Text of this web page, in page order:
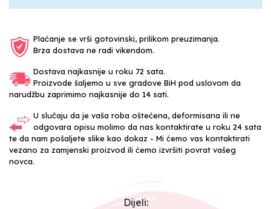
Plaćanje se vrši gotovinski, prilikom preuzimanja.
Brza dostava ne radi vikendom.
Dostava najkasnije u roku 72 sata.
Proizvode šaljemo u sve gradove BiH pod uslovom da
narudžbu zaprimimo najkasnije do 14 sati.
U slučaju da je vaša roba oštećena, deformisana ili ne
odgovara opisu molimo da nas kontaktirate u roku 24 sata
te da nam pošaljete slike kao dokaz - Mi ćemo vas kontaktirati
vezano za zamjenski proizvod ili ćemo izvršiti povrat vašeg
novca.
Dijeli: